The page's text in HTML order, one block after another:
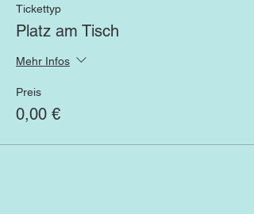
Tickettyp
Platz am Tisch
Mehr Infos
Preis
0,00 €